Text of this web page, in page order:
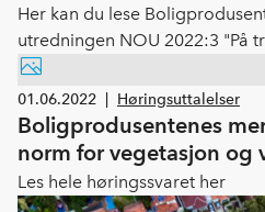
Her kan du lese
utredningen NOU 2022:3 "På
01.06.2022 Høringsuttalelser
Boligprodusentenes
norm for vegetasjon og
grønn faktor)
Les hele høringssvaret her